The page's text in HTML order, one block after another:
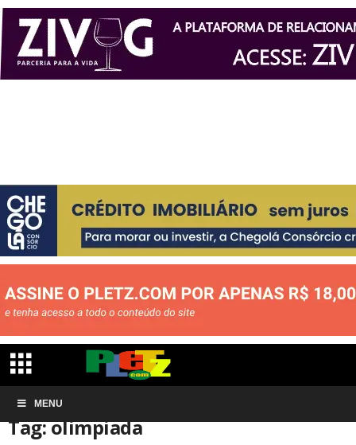
MENU
Início Tags
Tag: olimpiada